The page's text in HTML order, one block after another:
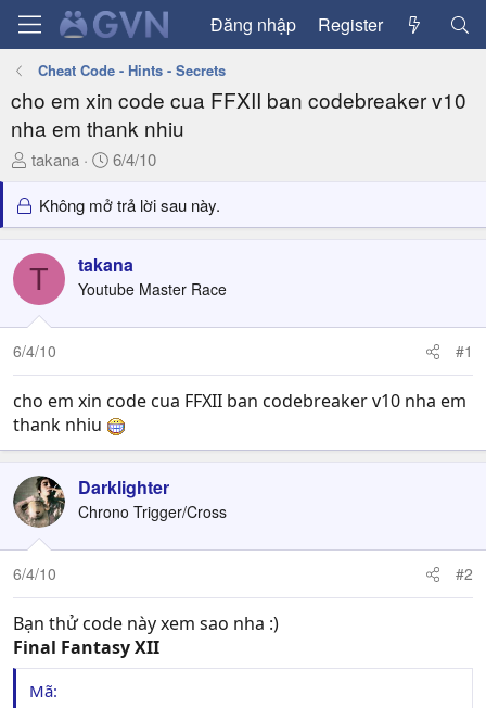
Đăng nhập Register
Cheat Code - Hints - Secrets
cho em xin code cua FFXII ban codebreaker v10
nha em thank nhiu
T
r
e
a
d
s
t
a
r
e
r
takana
N
à
y
ử
i
6/4/10
Không mở trả lời sau này.
T takana
Youtube Master Race
6/4/10 #1
cho em xin code cua FFXII ban codebreaker v10 nha em
thank nhiu
Darklighter
Chrono Trigger/Cross
6/4/10 #2
Bạn thử code này xem sao nha :)
Final Fantasy XII
Mã: